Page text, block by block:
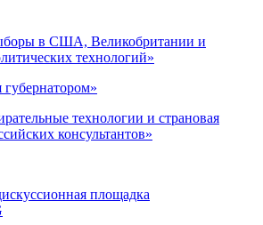
в США, Великобритании и
технологий»
губернатором»
технологии и страновая
консультантов»
площадка